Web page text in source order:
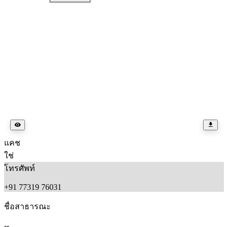
แคช
ใช่
โทรศัพท์
+91 77319 76031
ชื่อสาธารณะ
--